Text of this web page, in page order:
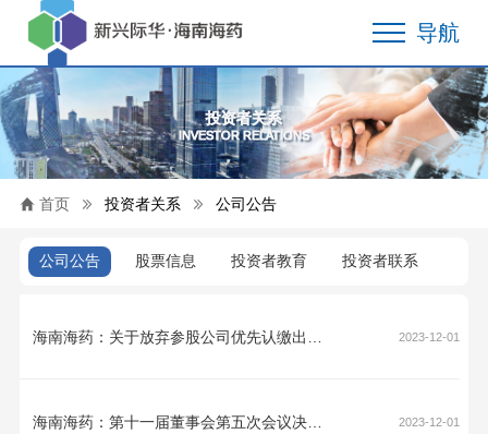
导航
投资者关系
INVESTOR RELATIONS
首页 投资者关系 公司公告
公司公告 股票信息 投资者教育 投资者联系
2023-12-01
2023-12-01